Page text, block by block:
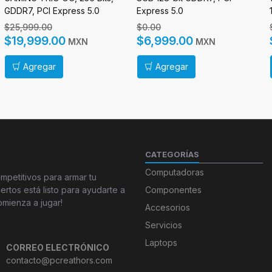
GDDR7, PCI Express 5.0
$25,999.00
$19,999.00 MXN
Agregar
Express 5.0
$0.00
$6,999.00 MXN
Agregar
para armar tu
está listo para ayudarte a
a jugar!
CORREO ELECTRÓNICO
contacto@pcreathors.com
CATEGORÍAS
Computadoras
Componentes
Accesorios
Servicios
Laptops